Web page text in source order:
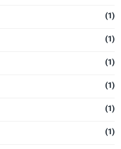
(1)
(1)
(1)
(1)
(1)
(1)